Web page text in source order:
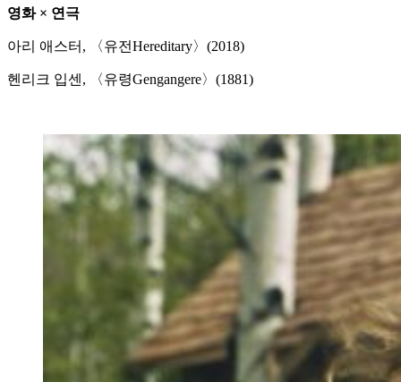
영화 × 연극
아리 애스터, 〈유전Hereditary〉(2018)
헨리크 입센, 〈유령Gengangere〉(1881)